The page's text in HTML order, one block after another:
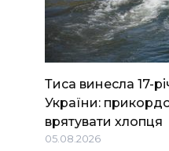
Тиса винесла 17-
України:
врятувати хлопця
05.08.2026